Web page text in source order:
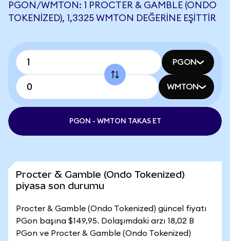
PGON/WMTON: 1 PROCTER & GAMBLE (ONDO
TOKENIZED), 1,3325 WMTON DEĞERINE EŞITTIR
PGON
WMTON
PGON - WMTON TAKAS ET
Procter & Gamble (Ondo Tokenized)
piyasa son durumu
Procter & Gamble (Ondo Tokenized) güncel fiyatı
PGon başına $149,95. Dolaşımdaki arzı 18,02 B
PGon ve Procter & Gamble (Ondo Tokenized)